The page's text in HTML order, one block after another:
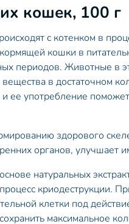
кошек, 100 г
с котенком в
кошки в
периодов. Животные в
в достаточном
ее употребление
здорового
органов, улучшает
натуральных
криодеструкции.
клетки под
максимальное